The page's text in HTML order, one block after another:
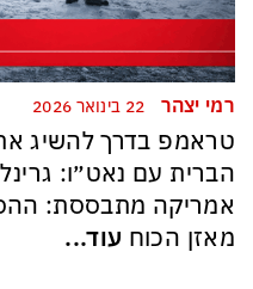
רמי יצהר
טראמפ בדרך להשיג
הברית עם נאט״ו:
אמריקה מתבססת:
מאזן הכוח עוד...